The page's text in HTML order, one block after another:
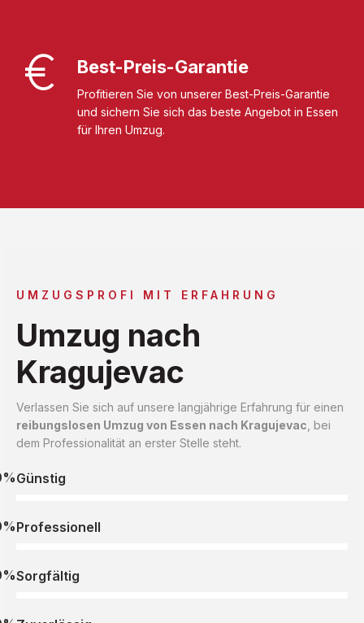
Best-Preis-Garantie
Profitieren Sie von unserer Best-Preis-Garantie
und sichern Sie sich das beste Angebot in Essen
für Ihren Umzug.
UMZUGSPROFI MIT ERFAHRUNG
Umzug nach
Kragujevac
Verlassen Sie sich auf unsere langjährige Erfahrung für einen
reibungslosen Umzug von Essen nach Kragujevac , bei
dem Professionalität an erster Stelle steht.
Günstig
Professionell
Sorgfältig